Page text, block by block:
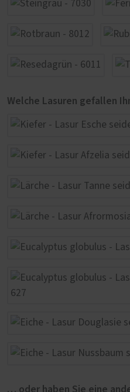
Welche Lasuren gefallen